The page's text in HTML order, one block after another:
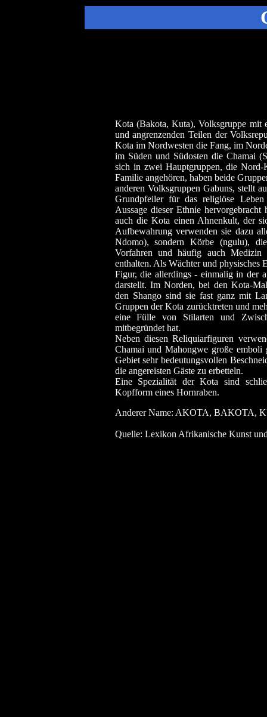
Kota (Bakota, Kuta), Volksgruppe mit
und angrenzenden Teilen der
Kota im Nordwesten die Fang, im
im Süden und Südosten die Chamai
sich in zwei Hauptgruppen, die
Familie angehören, haben beide
anderen Volksgruppen Gabuns, stellt
Grundpfeiler für das religiöse
Aussage dieser Ethnie
auch die Kota einen Ahnenkult, der
Aufbewahrung verwenden sie dazu
Ndomo), sondern Körbe (ngulu),
Vorfahren und häufig auch
enthalten. Als Wächter und physisches
Figur, die allerdings - einmalig in der
darstellt. Im Norden, bei den Kota-
den Shango sind sie fast ganz mit
Gruppen der Kota zurücktreten und
eine Fülle von Stilarten und
mitbegründet hat.
Neben diesen Reliquiarfiguren
Chamai und Mahongwe große
Gebiet sehr bedeutungsvollen
die angereisten Gäste zu erbetteln.
Eine Spezialität der Kota sind
Kopfform eines Hornraben.
Anderer Name: AKOTA, BAKOTA,
Quelle: Lexikon Afrikanische Kunst